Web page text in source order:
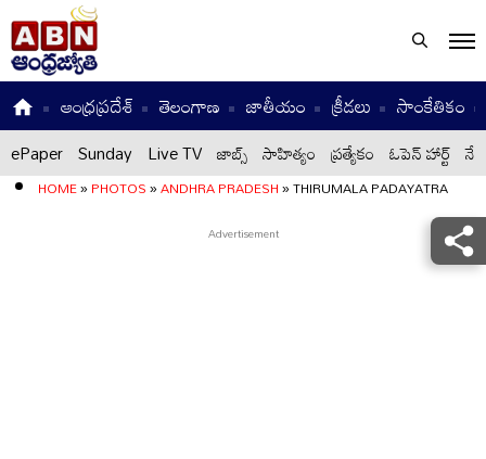
ఆంధ్రప్రదేశ్ తెలంగాణ జాతీయం క్రీడలు సాంకేతికం
ePaper Sunday Live TV జాబ్స్ సాహిత్యం ప్రత్యేకం ఓపెన్ హార్ట్
HOME»PHOTOS»ANDHRA PRADESH»THIRUMALA PADAYATRA